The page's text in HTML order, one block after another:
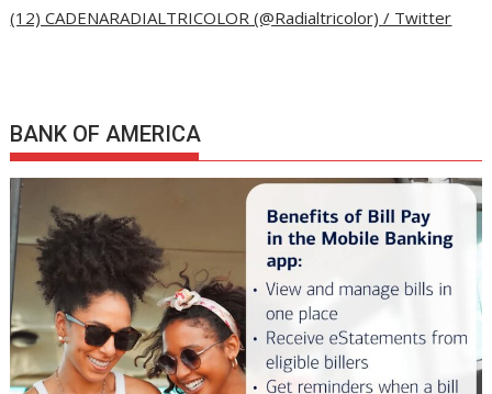
(12) CADENARADIALTRICOLOR (@Radialtricolor) / Twitter
BANK OF AMERICA